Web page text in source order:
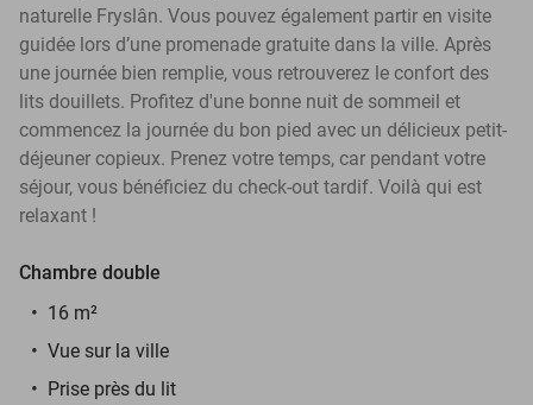
naturelle Fryslân. Vous pouvez également partir en visite
guidée lors d’une promenade gratuite dans la ville. Après
une journée bien remplie, vous retrouverez le confort des
lits douillets. Profitez d'une bonne nuit de sommeil et
commencez la journée du bon pied avec un délicieux petit-
déjeuner copieux. Prenez votre temps, car pendant votre
séjour, vous bénéficiez du check-out tardif. Voilà qui est
relaxant !
Chambre double
16 m²
Vue sur la ville
Prise près du lit